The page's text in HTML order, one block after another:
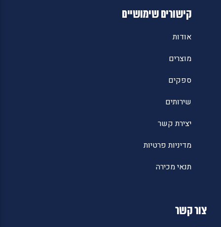
קישורים שימושיים
אודות
מוצרים
ספקים
שירותים
יצירת קשר
מדיניות פרטיות
תנאי מכירה
צור קשר